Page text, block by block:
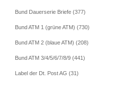
Bund Dauerserie Briefe (377)
Bund ATM 1 (grüne ATM) (730)
Bund ATM 2 (blaue ATM) (208)
Bund ATM 3/4/5/6/7/8/9 (441)
Label der Dt. Post AG (31)